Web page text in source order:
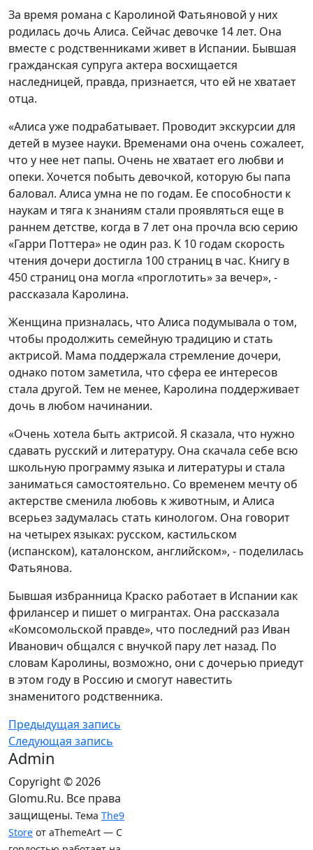
За время романа с Каролиной Фатьяновой у них
родилась дочь Алиса. Сейчас девочке 14 лет. Она
вместе с родственниками живет в Испании. Бывшая
гражданская супруга актера восхищается
наследницей, правда, признается, что ей не хватает
отца.
«Алиса уже подрабатывает. Проводит экскурсии для
детей в музее науки. Временами она очень сожалеет,
что у нее нет папы. Очень не хватает его любви и
опеки. Хочется побыть девочкой, которую бы папа
баловал. Алиса умна не по годам. Ее способности к
наукам и тяга к знаниям стали проявляться еще в
раннем детстве, когда в 7 лет она прочла всю серию
«Гарри Поттера» не один раз. К 10 годам скорость
чтения дочери достигла 100 страниц в час. Книгу в
450 страниц она могла «проглотить» за вечер», -
рассказала Каролина.
Женщина призналась, что Алиса подумывала о том,
чтобы продолжить семейную традицию и стать
актрисой. Мама поддержала стремление дочери,
однако потом заметила, что сфера ее интересов
стала другой. Тем не менее, Каролина поддерживает
дочь в любом начинании.
«Очень хотела быть актрисой. Я сказала, что нужно
сдавать русский и литературу. Она скачала себе всю
школьную программу языка и литературы и стала
заниматься самостоятельно. Со временем мечту об
актерстве сменила любовь к животным, и Алиса
всерьез задумалась стать кинологом. Она говорит
на четырех языках: русском, кастильском
(испанском), каталонском, английском», - поделилась
Фатьянова.
Бывшая избранница Краско работает в Испании как
фрилансер и пишет о мигрантах. Она рассказала
«Комсомольской правде», что последний раз Иван
Иванович общался с внучкой пару лет назад. По
словам Каролины, возможно, они с дочерью приедут
в этом году в Россию и смогут навестить
знаменитого родственника.
Предыдущая запись
Следующая запись
Admin
Copyright © 2026
Glomu.Ru. Все права
защищены. Тема The9
Store от aThemeArt — С